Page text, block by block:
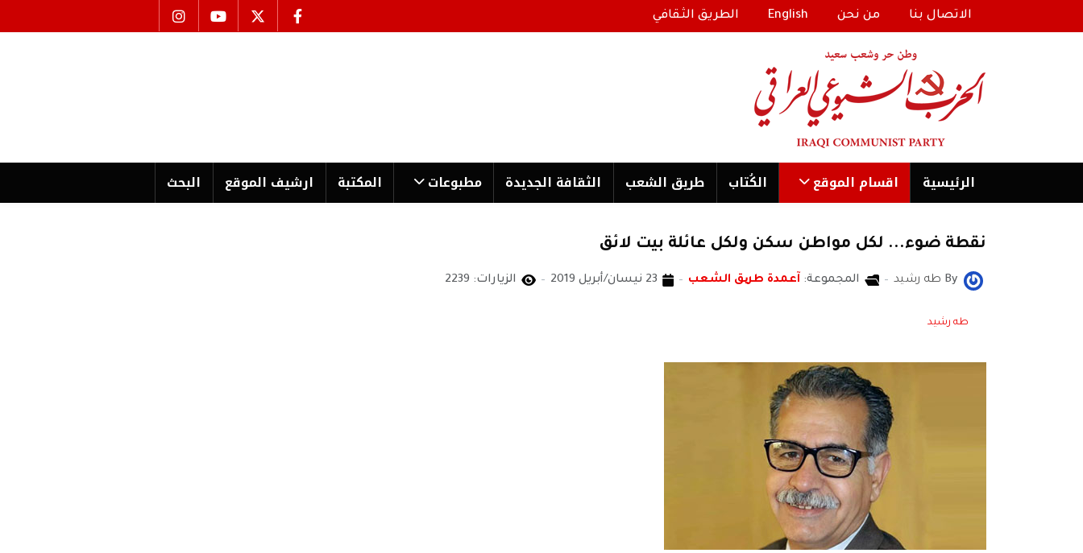
الاتصال بنا من نحن English الطريق الثقافي
الرئیسية اقسام الموقع الكُتاب طریق الشعب الثقافة الجدیدة مطبوعات المكتبة ارشیف الموقع البحث
نقطة ضوء... لكل مواطن سكن ولكل عائلة بيت لائق
By طه رشيد المجموعة: آعمدة طریق الشعب 23 نيسان/أبريل 2019 الزيارات: 2239
طه رشيد